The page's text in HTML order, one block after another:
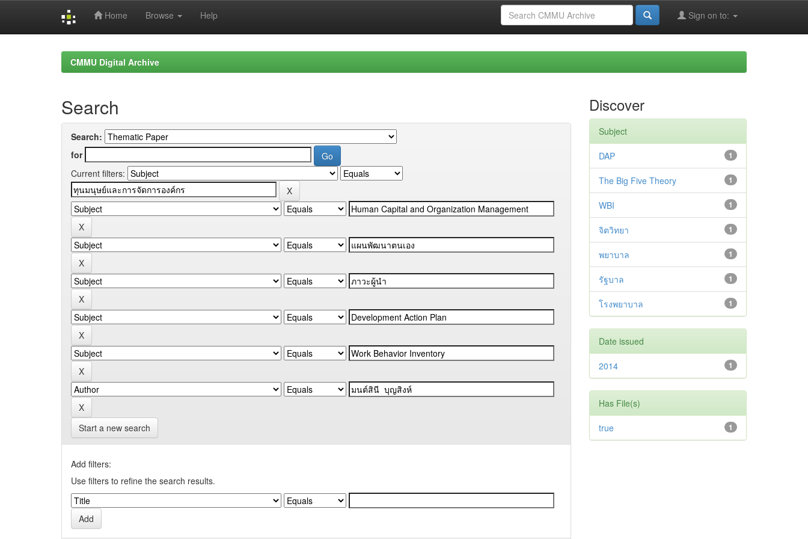
Home Browse Help Sign on to:
CMMU Digital Archive
Search
Search:
for
Current filters:
Start a new search
Add filters:
Use filters to refine the search results.
Discover
Subject
1
DAP
1
The Big Five Theory
1
WBI
1
จิตวิทยา
1
พยาบาล
1
รัฐบาล
1
โรงพยาบาล
Date issued
1
2014
Has File(s)
1
true